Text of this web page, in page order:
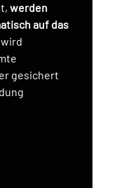
werden
auf das
wird
gesichert